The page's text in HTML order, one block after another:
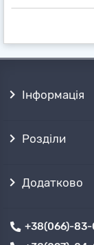
Інформація
Розділи
Додатково
+38(066)-